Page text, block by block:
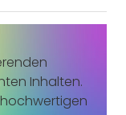
Inhalten.